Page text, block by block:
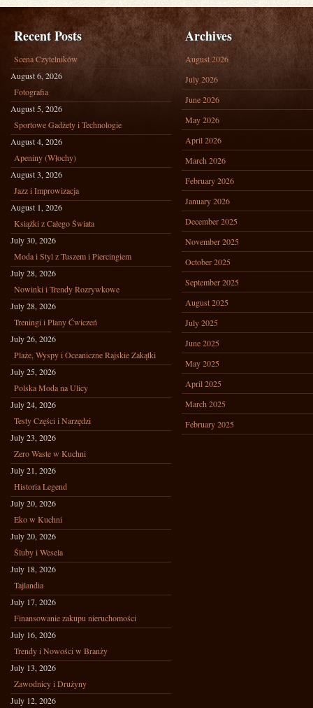
Recent Posts
Scena Czytelników
August 6, 2026
Fotografia
August 5, 2026
Sportowe Gadżety i Technologie
August 4, 2026
Apeniny (Włochy)
August 3, 2026
Jazz i Improwizacja
August 1, 2026
Książki z Całego Świata
July 30, 2026
Moda i Styl z Tuszem i Piercingiem
July 28, 2026
Nowinki i Trendy Rozrywkowe
July 28, 2026
Treningi i Plany Ćwiczeń
July 26, 2026
Plaże, Wyspy i Oceaniczne Rajskie Zakątki
July 25, 2026
Polska Moda na Ulicy
July 24, 2026
Testy Części i Narzędzi
July 23, 2026
Zero Waste w Kuchni
July 21, 2026
Historia Legend
July 20, 2026
Eko w Kuchni
July 20, 2026
Śluby i Wesela
July 18, 2026
Tajlandia
July 17, 2026
Finansowanie zakupu nieruchomości
July 16, 2026
Trendy i Nowości w Branży
July 13, 2026
Zawodnicy i Drużyny
July 12, 2026
Archives
August 2026
July 2026
June 2026
May 2026
April 2026
March 2026
February 2026
January 2026
December 2025
November 2025
October 2025
September 2025
August 2025
July 2025
June 2025
May 2025
April 2025
March 2025
February 2025